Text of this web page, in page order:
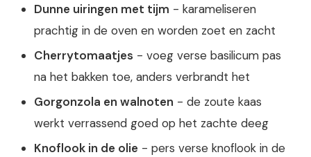
Dunne uiringen met tijm - karameliseren
prachtig in de oven en worden zoet en zacht
Cherrytomaatjes - voeg verse basilicum pas
na het bakken toe, anders verbrandt het
Gorgonzola en walnoten - de zoute kaas
werkt verrassend goed op het zachte deeg
Knoflook in de olie - pers verse knoflook in de